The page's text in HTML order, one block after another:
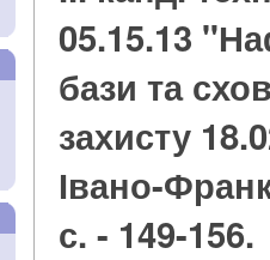
05.15.13
бази та
захисту
Івано-
с. - 149-156.